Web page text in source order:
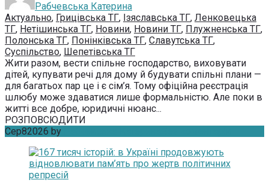
Рабчевська Катерина
Актуально, Грицівська ТГ, Ізяславська ТГ, Ленковецька
ТГ, Нетішинська ТГ, Новини, Новини ТГ, Плужненська ТГ,
Полонська ТГ, Понінківська ТГ, Славутська ТГ,
Суспільство, Шепетівська ТГ
Жити разом, вести спільне господарство, виховувати
дітей, купувати речі для дому й будувати спільні плани —
для багатьох пар це і є сім’я. Тому офіційна реєстрація
шлюбу може здаватися лише формальністю. Але поки в
житті все добре, юридичні нюанс...
РОЗПОВСЮДИТИ
Сер82026 by